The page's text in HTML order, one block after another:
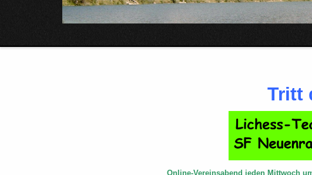
Tritt
Online-Vereinsabend jeden Mittwoch